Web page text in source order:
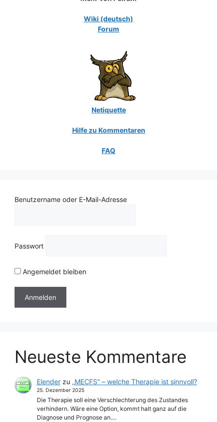
Wiki (deutsch)
Forum
Netiquette
Hilfe zu Kommentaren
FAQ
Benutzername oder E-Mail-Adresse
Passwort
Angemeldet bleiben
Neueste Kommentare
Elenderzu „MECFS“ – welche Therapie ist sinnvoll?
25. Dezember 2025
Die Therapie soll eine Verschlechterung des Zustandes
verhindern. Wäre eine Option, kommt halt ganz auf die
Diagnose und Prognose an.…